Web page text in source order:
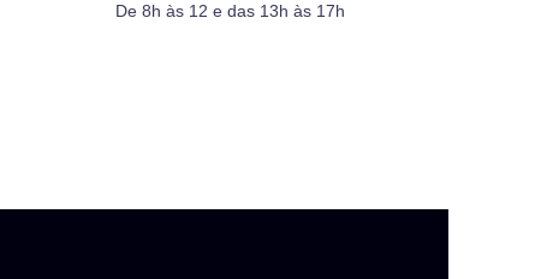
De 8h às 12 e das 13h às 17h